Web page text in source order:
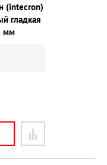
(intecron)
гладкая
мм